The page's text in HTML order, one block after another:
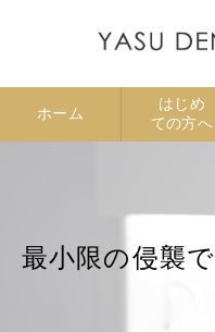
最小限の侵襲
ホーム
はじめ
ての方へ